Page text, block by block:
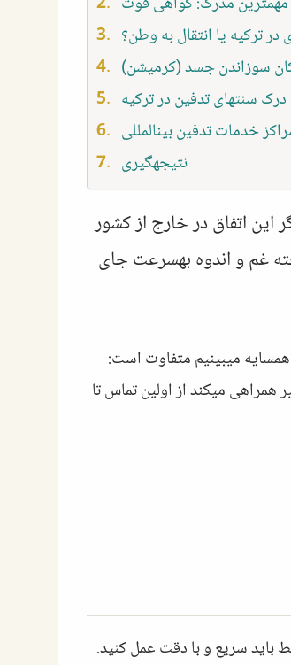
ترکیه یا انتقال به وطن؟
سوزاندن جسد (کرمیشن)
درک سنتهای تدفین در ترکیه
خدمات تدفین بینالمللی
نتیجهگیری
اتفاق در خارج از کشور
غم و اندوه بهسرعت جای
همسایه میبینیم متفاوت است:
همراهی میکند از اولین تماس تا
باید سریع و با دقت عمل کنید.